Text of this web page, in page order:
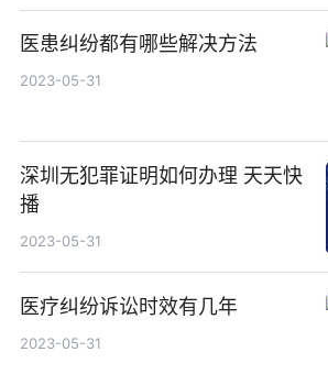
医患纠纷都有哪些解决方法
2023-05-31
深圳无犯罪证明如何办理 天天快
播
2023-05-31
医疗纠纷诉讼时效有几年
2023-05-31